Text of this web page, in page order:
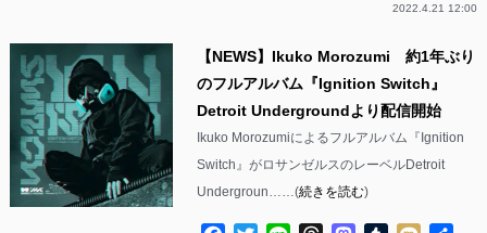
2022.4.21 12:00
【NEWS】Ikuko Morozumi 約1年ぶり
のフルアルバム『Ignition Switch』
Detroit Undergroundより配信開始
Ikuko Morozumiによるフルアルバム『Ignition
Switch』がロサンゼルスのレーベルDetroit
Undergroun……(続きを読む)